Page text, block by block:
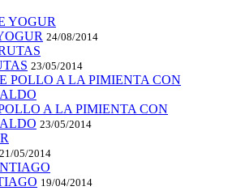
24/08/2014
23/05/2014
A LA PIMIENTA CON
23/05/2014
21/05/2014
19/04/2014